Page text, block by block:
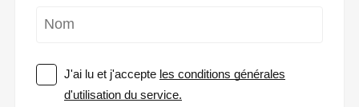
J'ai lu et j'accepte les conditions générales
d'utilisation du service.